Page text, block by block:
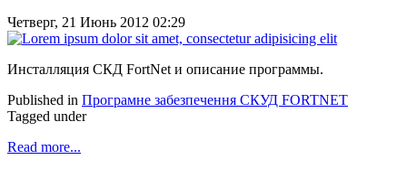
Четверг, 21 Июнь 2012 02:29
Инсталляция СКД FortNet и описание программы.
Published in Програмне забезпечення СКУД FORTNET
Tagged under
Read more...